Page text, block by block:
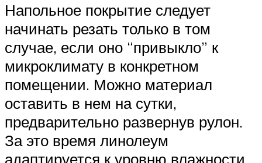
Напольное покрытие следует
начинать резать только в том
случае, если оно “привыкло” к
микроклимату в конкретном
помещении. Можно материал
оставить в нем на сутки,
предварительно развернув рулон.
За это время линолеум
адаптируется к уровню влажности